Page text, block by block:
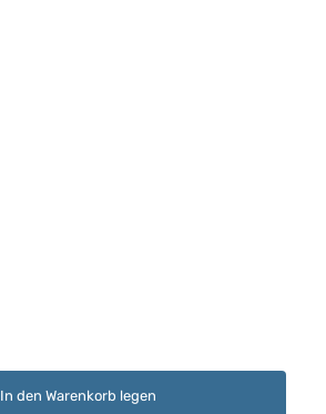
In den Warenkorb legen